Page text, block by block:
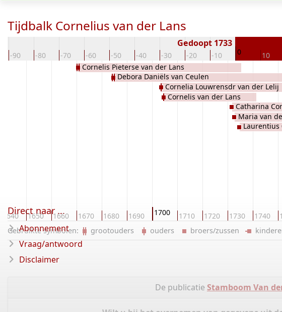
Tijdbalk Cornelius van der Lans
-90 -80 -70 -60 -50 -40 -30 -20 -10 0 10
Gedoopt 1733
1640 1650 1660 1670 1680 1690 1700 1710 1720 1730 1740
Cornelis Pieterse van der Lans
Debora Daniëls van Ceulen
Cornelia Louwrensdr van der Lelij
Cornelis van der Lans
Catharina
Maria van
Laurentius
Gebruikte symbolen: grootouders ouders broers/zussen
De publicatie Stamboom Van
Direct naar ...
Abonnement
Vraag/antwoord
Disclaimer